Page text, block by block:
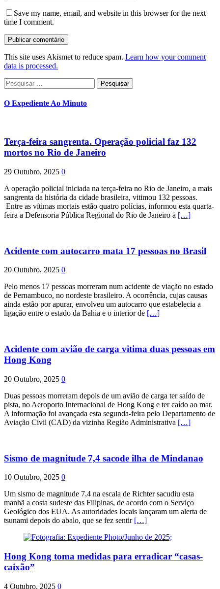
Save my name, email, and website in this browser for the next
time I comment.
This site uses Akismet to reduce spam. Learn how your comment
data is processed.
Pesquisar
por:
O Expediente Ao Minuto
Terça-feira sangrenta. Operação policial faz 132
mortos no Rio de Janeiro
29 Outubro, 2025 0
A operação policial iniciada na terça-feira no Rio de Janeiro, a mais
sangrenta da história da cidade brasileira, vitimou 132 pessoas.
Entre as vítimas mortais estão quatro polícias, informou esta quarta-
feira a Defensoria Pública Regional do Rio de Janeiro à […]
Acidente com autocarro mata 17 pessoas no Brasil
20 Outubro, 2025 0
Pelo menos 17 pessoas morreram num acidente de viação no estado
de Pernambuco, no nordeste brasileiro. A ocorrência, cujas causas
ainda estão por apurar, envolveu um autocarro que estabelecia a
ligação entre o estado da Bahia e o interior de […]
Acidente com avião de carga vitima duas pessoas em
Hong Kong
20 Outubro, 2025 0
Duas pessoas morreram depois de um avião de carga ter saído de
pista, no Aeroporto Internacional de Hong Kong e ter caído ao mar.
A informação foi avançada esta segunda-feira pelo Departamento de
Aviação Civil (CAD) da vizinha Região Administrativa […]
Sismo de magnitude 7,4 sacode ilha de Mindanao
10 Outubro, 2025 0
Um sismo de magnitude 7,4 na escala de Richter sacudiu esta
manhã a costa sudeste das Filipinas, de acordo com o Serviço
Geológico dos EUA. As autoridades locais lançaram um alerta de
tsunami depois do abalo, que se fez sentir […]
Hong Kong toma medidas para erradicar “casas-
caixão”
4 Outubro, 2025 0